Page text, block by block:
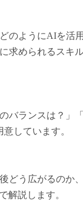
のようにAIを活
求められるスキ
バランスは？」
しています。
どう広がるのか
解説します。